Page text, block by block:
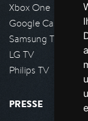
Xbox One
Google Cast
Samsung TV
LG TV
Philips TV
PRESSE